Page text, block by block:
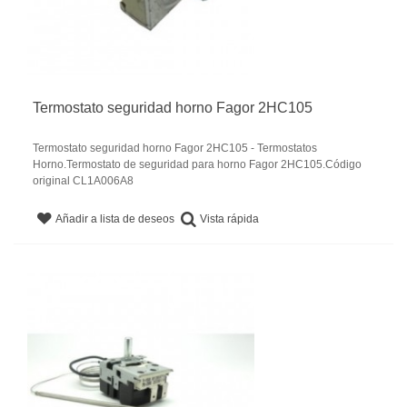
Termostato seguridad horno Fagor 2HC105
Termostato seguridad horno Fagor 2HC105 - Termostatos
Horno.Termostato de seguridad para horno Fagor 2HC105.Código
original CL1A006A8
Añadir a lista de deseos Vista rápida